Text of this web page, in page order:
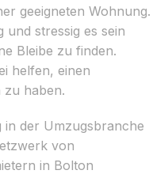
geeigneten Wohnung.
und stressig es sein
Bleibe zu finden.
helfen, einen
zu haben.
der Umzugsbranche
von
in Bolton